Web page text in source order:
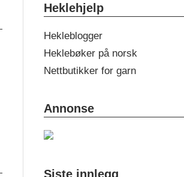
Heklehjelp
Hekleblogger
Heklebøker på norsk
Nettbutikker for garn
Annonse
Siste innlegg